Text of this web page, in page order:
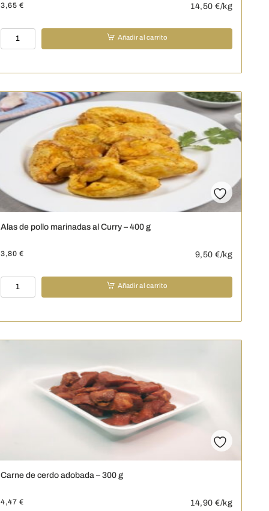
3,65 € 14,50 €/kg
Pollo
marinado
400
cantidad
Añadir al carrito
Alas de pollo marinadas al Curry – 400 g
3,80 € 9,50 €/kg
de
marinadas
Añadir al carrito
Carne de cerdo adobada – 300 g
4,47 € 14,90 €/kg